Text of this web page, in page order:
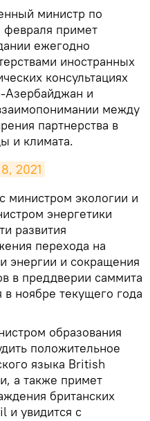
министр по
февраля примет
ежегодно
иностранных
консультациях
Азербайджан и
между
партнерства в
и климата.
2021
министром экологии и
энергетики
развития
перехода на
энергии и сокращения
в преддверии саммита
в ноябре текущего года
образования
положительное
языка British
а также примет
британских
и увидится с